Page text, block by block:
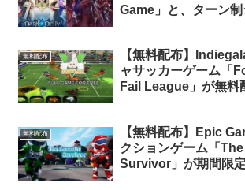
Game」と、ターン
無料配布
【無料配布】
ャサッカーゲーム「
Fail League」が無料
無料配布
【無料配布】Epic
クションゲーム「
Survivor」が期間限